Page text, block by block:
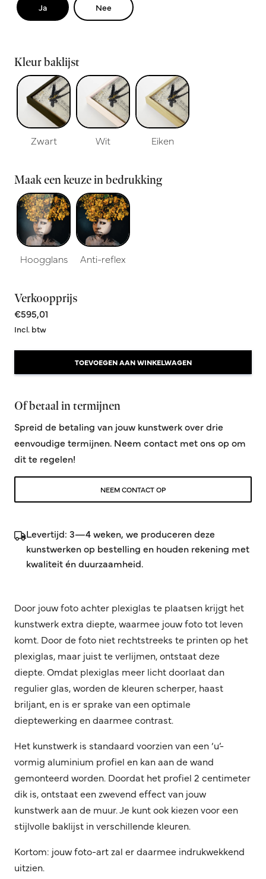
Ja Nee
Kleur baklijst
Zwart Wit Eiken
Maak een keuze in bedrukking
Hoogglans Anti-reflex
Verkoopprijs
€595,01
Incl. btw
TOEVOEGEN AAN WINKELWAGEN
Of betaal in termijnen
Spreid de betaling van jouw kunstwerk over drie
eenvoudige termijnen. Neem contact met ons op om
dit te regelen!
NEEM CONTACT OP
Levertijd: 3—4 weken, we produceren deze
kunstwerken op bestelling en houden rekening met
kwaliteit én duurzaamheid.
Door jouw foto achter plexiglas te plaatsen krijgt het
kunstwerk extra diepte, waarmee jouw foto tot leven
komt. Door de foto niet rechtstreeks te printen op het
plexiglas, maar juist te verlijmen, ontstaat deze
diepte. Omdat plexiglas meer licht doorlaat dan
regulier glas, worden de kleuren scherper, haast
briljant, en is er sprake van een optimale
dieptewerking en daarmee contrast.
Het kunstwerk is standaard voorzien van een ‘u’-
vormig aluminium profiel en kan aan de wand
gemonteerd worden. Doordat het profiel 2 centimeter
dik is, ontstaat een zwevend effect van jouw
kunstwerk aan de muur. Je kunt ook kiezen voor een
stijlvolle baklijst in verschillende kleuren.
Kortom: jouw foto-art zal er daarmee indrukwekkend
uitzien.